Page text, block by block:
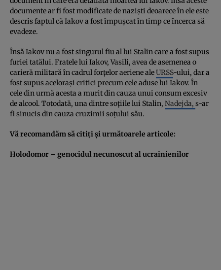
documente ar fi fost modificate de nazişti deoarece în ele este
descris faptul că Iakov a fost împuşcat în timp ce încerca să
evadeze.
Însă Iakov nu a fost singurul fiu al lui Stalin care a fost supus
furiei tatălui. Fratele lui Iakov, Vasili, avea de asemenea o
carieră militară în cadrul forţelor aeriene aleURSS-ului, dar a
fost supus aceloraşi critici precum cele aduse lui Iakov. În
cele din urmă acesta a murit din cauza unui consum excesiv
de alcool. Totodată, una dintre soţiile lui Stalin, Nadejda, s-ar
fi sinucis din cauza cruzimii soţului său.
Vă recomandăm să citiţi şi următoarele articole:
Holodomor – genocidul necunoscut al ucrainienilor